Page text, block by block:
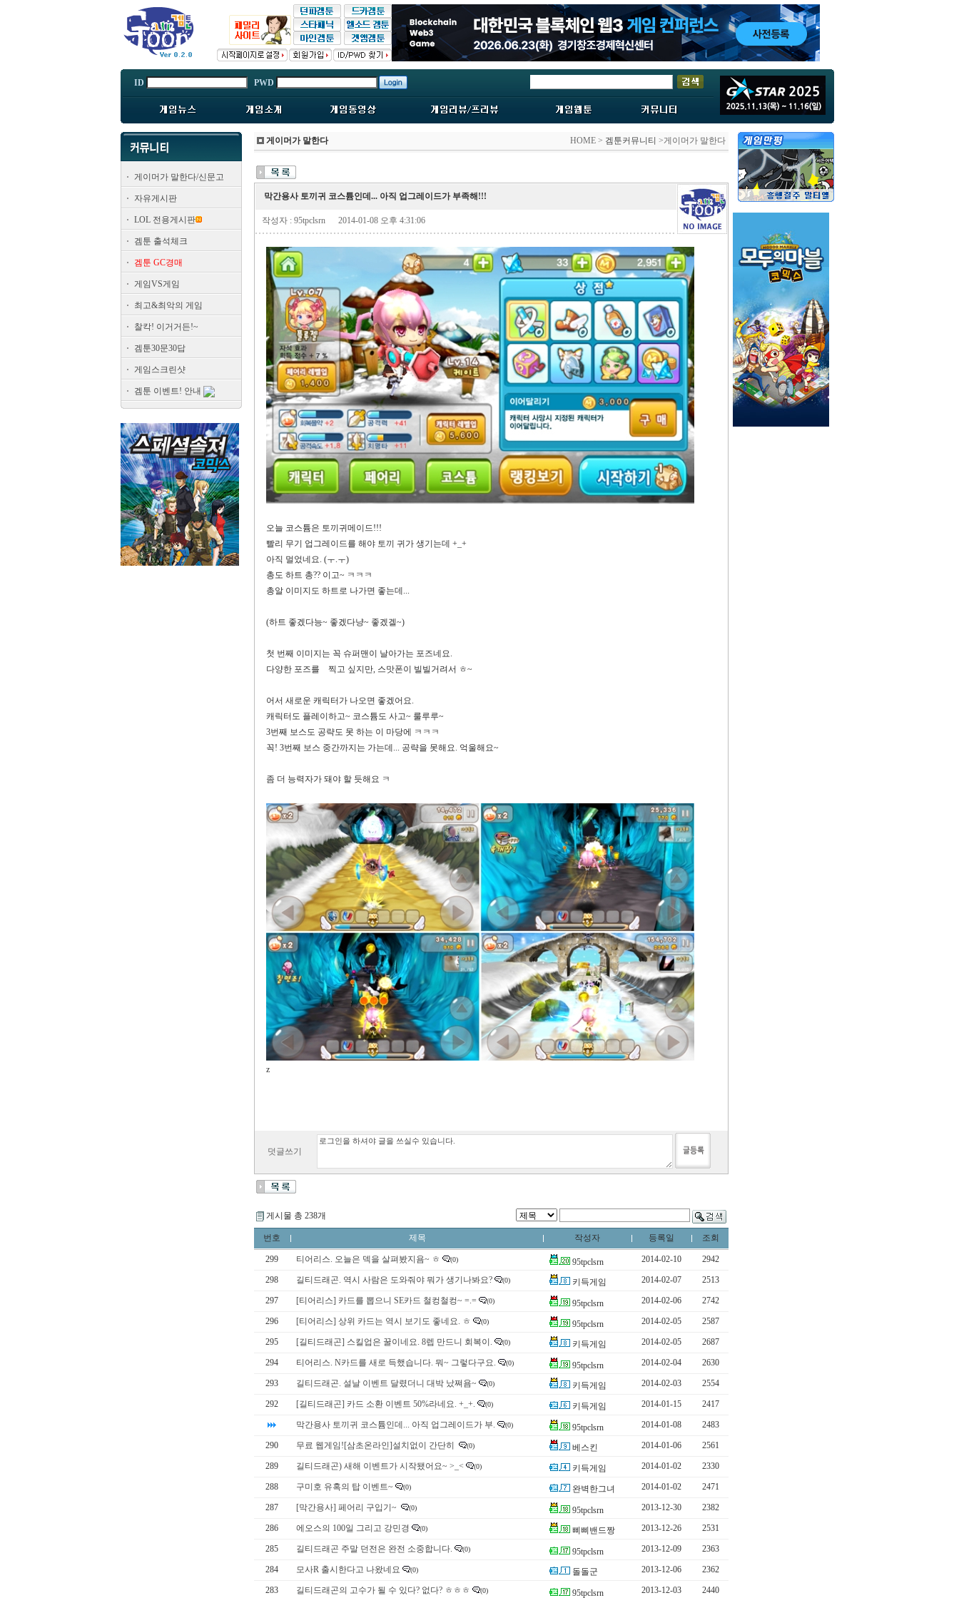
ID PWD
게이머가 말한다/신문고
자유게시판
LOL 전용게시판
겜툰 출석체크
겜툰 GC경매
게임VS게임
최고&최악의 게임
찰칵! 이거거든!~
겜툰30문30답
게임스크린샷
겜툰 이벤트! 안내
게이머가 말한다 HOME > 겜툰커뮤니티 >게이머가 말한다
막간용사 토끼귀 코스튬인데... 아직 업그레이드가 부족해!!!
작성자 : 95tpclsrn 2014-01-08 오후 4:31:06
오늘 코스튬은 토끼귀메이드!!!
빨리 무기 업그레이드를 해야 토끼 귀가 생기는데 +_+
아직 멀었네요. (ㅜ.ㅜ)
총도 하트 총?? 이고~ ㅋㅋㅋ
총알 이미지도 하트로 나가면 좋는데 ...
(하트 좋겠다능~ 좋겠다냥~ 좋겠겔~)
첫 번째 이미지는 꼭 슈퍼맨이 날아가는 포즈네요.
다양한 포즈를
찍고 싶지만, 스맛폰이 빌빌거려서 ㅎ~
어서 새로운 캐릭터가 나오면 좋겠어요.
캐릭터도 플레이하고~ 코스튬도 사고~ 룰루루~
3번째 보스도 공략도 못 하는 이 마당에
ㅋㅋㅋ
꼭! 3번째 보스 중간까지는 가는데 ... 공략을 못해요. 억울해요~
좀 더 능력자가 돼야 할 듯해요 ㅋ
z
덧글쓰기
게시물 총 238개
번호 제목 작성자 등록일 조회
299 티어리스. 오늘은 덱을 살펴봤지욤~ ㅎ (0) 95tpclsrn 2014-02-10 2942
298 길티드래곤. 역시 사람은 도와줘야 뭐가 생기나봐요? (0) 키득게임 2014-02-07 2513
297 [티어리스] 카드를 뽑으니 SE카드 철컹철컹~ =.= (0) 95tpclsrn 2014-02-06 2742
296 [티어리스] 상위 카드는 역시 보기도 좋네요. ㅎ (0) 95tpclsrn 2014-02-05 2587
295 [길티드래곤] 스킬업은 꿀이네요. 8렙 만드니 회복이. (0) 키득게임 2014-02-05 2687
294 티어리스. N카드를 새로 득했습니다. 뭐~ 그렇다구요. (0) 95tpclsrn 2014-02-04 2630
293 길티드래곤. 설날 이벤트 달렸더니 대박 났쪄욤~ (0) 키득게임 2014-02-03 2554
292 [길티드래곤] 카드 소환 이벤트 50%라네요. +_+. (0) 키득게임 2014-01-15 2417
막간용사 토끼귀 코스튬인데... 아직 업그레이드가 부. (0) 95tpclsrn 2014-01-08 2483
290 무료 웹게임![삼초온라인]설치없이 간단히 (0) 베스킨 2014-01-06 2561
289 길티드래곤) 새해 이벤트가 시작됐어요~ >_< (0) 키득게임 2014-01-02 2330
288 구미호 유혹의 탑 이벤트~ (0) 완벽한그녀 2014-01-02 2471
287 [막간용사] 페어리 구입기~ (0) 95tpclsrn 2013-12-30 2382
286 에오스의 100일 그리고 강민경 (0) 삐삐밴드짱 2013-12-26 2531
285 길티드래곤 주말 던전은 완전 소중합니다. (0) 95tpclsrn 2013-12-09 2363
284 모사R 출시한다고 나왔네요 (0) 돌돌군 2013-12-06 2362
283 길티드래곤의 고수가 될 수 있다? 없다? ㅎㅎㅎ (0) 95tpclsrn 2013-12-03 2440